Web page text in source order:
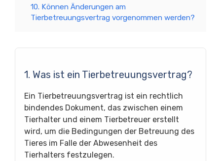
10. Können Änderungen am
Tierbetreuungsvertrag vorgenommen werden?
1. Was ist ein Tierbetreuungsvertrag?
Ein Tierbetreuungsvertrag ist ein rechtlich
bindendes Dokument, das zwischen einem
Tierhalter und einem Tierbetreuer erstellt
wird, um die Bedingungen der Betreuung des
Tieres im Falle der Abwesenheit des
Tierhalters festzulegen.